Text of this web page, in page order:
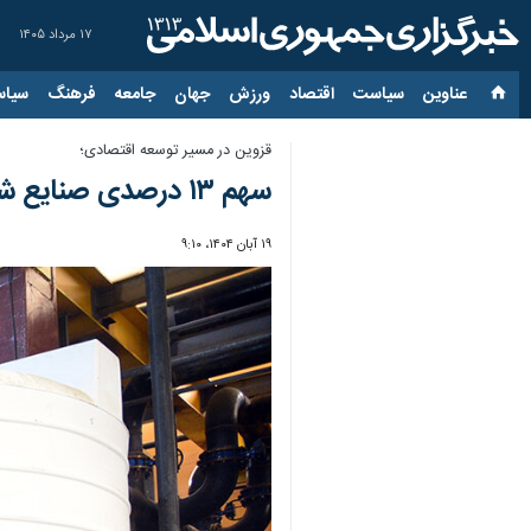
۱۷ مرداد ۱۴۰۵
عناوین‌ سیاست اقتصاد ورزش جهان جامعه فرهنگ
قزوین در مسیر توسعه اقتصادی؛
سهم ۱۳ درصدی صنایع شیمیایی از سرمایه‌گذاری خارجی قزوین
۱۹ آبان ۱۴۰۴، ۹:۱۰